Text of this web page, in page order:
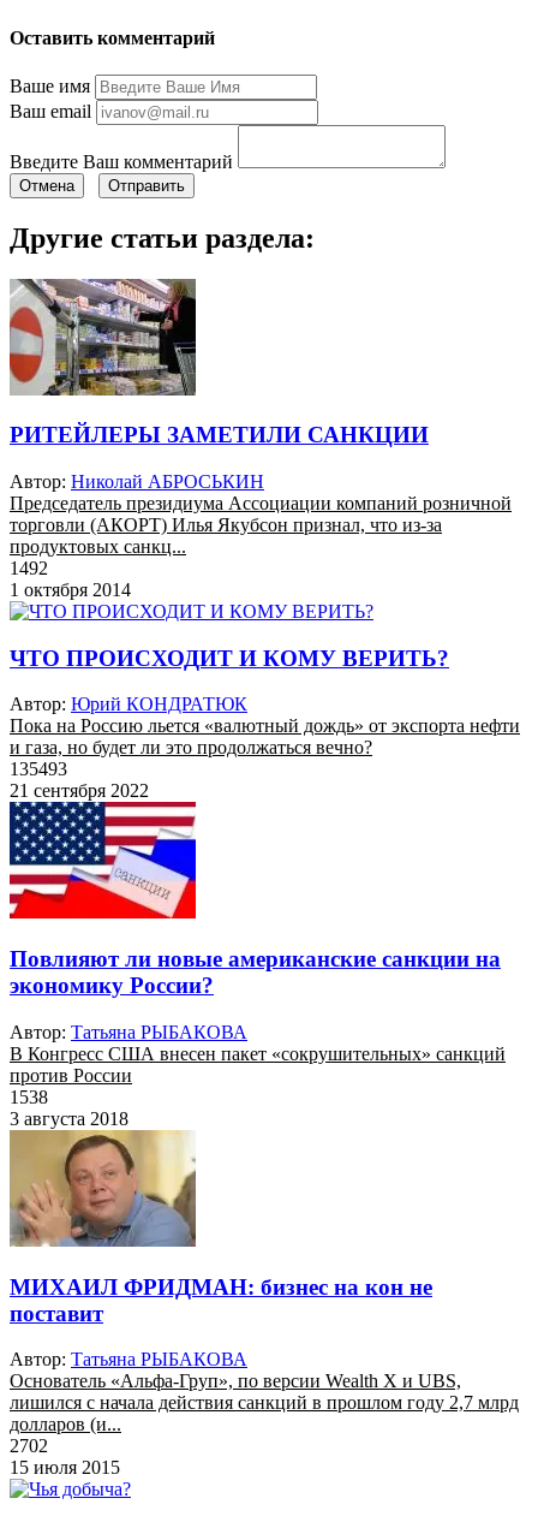
Оставить комментарий
Ваше имя
Ваш email
Введите Ваш комментарий
Отмена Отправить
Другие статьи раздела:
РИТЕЙЛЕРЫ ЗАМЕТИЛИ САНКЦИИ
Автор: Николай АБРОСЬКИН
Председатель президиума Ассоциации компаний розничной
торговли (АКОРТ) Илья Якубсон признал, что из-за
продуктовых санкц...
1492
1 октября 2014
ЧТО ПРОИСХОДИТ И КОМУ ВЕРИТЬ?
Автор: Юрий КОНДРАТЮК
Пока на Россию льется «валютный дождь» от экспорта нефти
и газа, но будет ли это продолжаться вечно?
135493
21 сентября 2022
Повлияют ли новые американские санкции на
экономику России?
Автор: Татьяна РЫБАКОВА
В Конгресс США внесен пакет «сокрушительных» санкций
против России
1538
3 августа 2018
МИХАИЛ ФРИДМАН: бизнес на кон не
поставит
Автор: Татьяна РЫБАКОВА
Основатель «Альфа-Груп», по версии Wealth X и UBS,
лишился с начала действия санкций в прошлом году 2,7 млрд
долларов (и...
2702
15 июля 2015